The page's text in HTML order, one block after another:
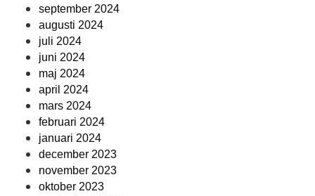
september 2024
augusti 2024
juli 2024
juni 2024
maj 2024
april 2024
mars 2024
februari 2024
januari 2024
december 2023
november 2023
oktober 2023